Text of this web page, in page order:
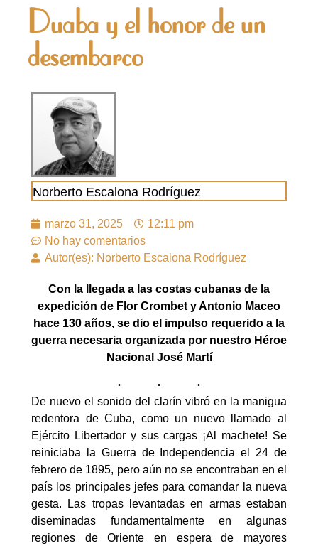
Duaba y el honor de un
desembarco
Norberto Escalona Rodríguez
marzo 31, 2025
12:11 pm
No hay comentarios
Autor(es): Norberto Escalona Rodríguez
Con la llegada a las costas cubanas de la
expedición de Flor Crombet y Antonio Maceo
hace 130 años, se dio el impulso requerido a la
guerra necesaria organizada por nuestro Héroe
Nacional José Martí
De nuevo el sonido del clarín vibró en la manigua
redentora de Cuba, como un nuevo llamado al
Ejército Libertador y sus cargas ¡Al machete! Se
reiniciaba la Guerra de Independencia el 24 de
febrero de 1895, pero aún no se encontraban en el
país los principales jefes para comandar la nueva
gesta. Las tropas levantadas en armas estaban
diseminadas fundamentalmente en algunas
regiones de Oriente en espera de mayores